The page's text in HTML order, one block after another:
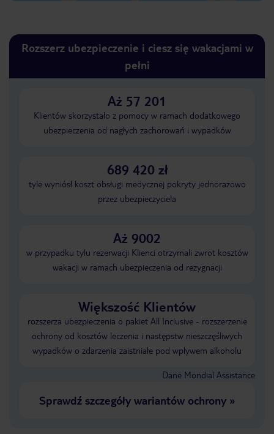
Rozszerz ubezpieczenie i ciesz się wakacjami w
pełni
Aż 57 201
Klientów skorzystało z pomocy w ramach dodatkowego
ubezpieczenia od nagłych zachorowań i wypadków
689 420 zł
tyle wyniósł koszt obsługi medycznej pokryty jednorazowo
przez ubezpieczyciela
Aż 9002
w przypadku tylu rezerwacji Klienci otrzymali zwrot kosztów
wakacji w ramach ubezpieczenia od rezygnacji
Większość Klientów
rozszerza ubezpieczenia o pakiet All Inclusive - rozszerzenie
ochrony od kosztów leczenia i następstw nieszczęśliwych
wypadków o zdarzenia zaistniałe pod wpływem alkoholu
Dane Mondial Assistance
Sprawdź szczegóły wariantów ochrony»